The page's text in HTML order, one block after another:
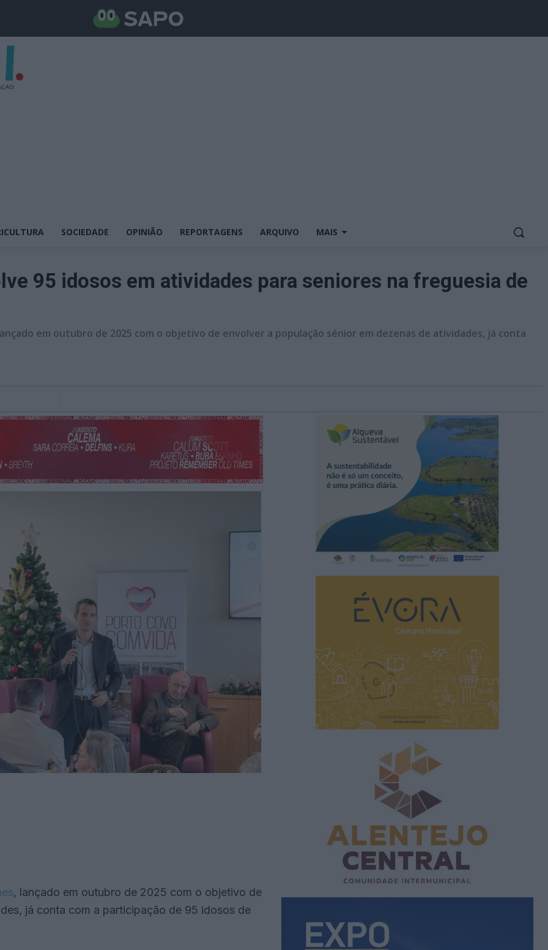
SOCIEDADE OPINIÃO REPORTAGENS ARQUIVO MAIS
95 idosos em atividades para seniores na freguesia de
em outubro de 2025 com o objetivo de envolver a população sénior em dezenas de atividades, já conta
, lançado em outubro de 2025 com o objetivo de
já conta com a participação de 95 idosos de